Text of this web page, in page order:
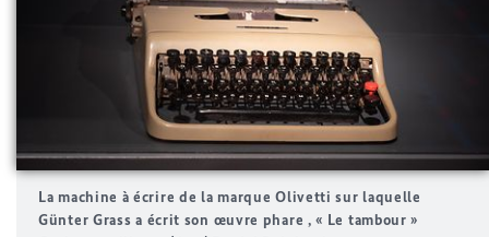
La machine à écrire de la marqueOlivettisur laquelle
Günter Grass a écrit son œuvre phare , « Le tambour »